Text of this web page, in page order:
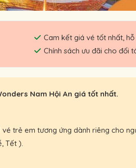
Cam kết giá vé tốt nhất,
Chính sách ưu đãi cho đối
Nam Hội An giá tốt nhất.
trẻ em tương ứng dành riêng cho
Tết ).